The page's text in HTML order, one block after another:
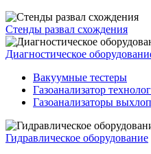
Стенды развал схождения
Диагностическое
Вакуумные тестеры
Газоанализатор
Газоанализаторы
Гидравлическое оборудование